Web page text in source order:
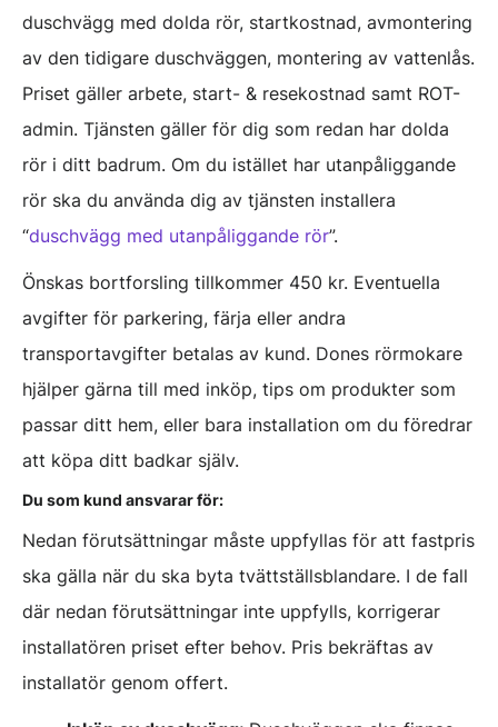
duschvägg med dolda rör, startkostnad, avmontering
av den tidigare duschväggen, montering av vattenlås.
Priset gäller arbete, start- & resekostnad samt ROT-
admin. Tjänsten gäller för dig som redan har dolda
rör i ditt badrum. Om du istället har utanpåliggande
rör ska du använda dig av tjänsten installera
“duschvägg med utanpåliggande rör”.
Önskas bortforsling tillkommer 450 kr. Eventuella
avgifter för parkering, färja eller andra
transportavgifter betalas av kund. Dones rörmokare
hjälper gärna till med inköp, tips om produkter som
passar ditt hem, eller bara installation om du föredrar
att köpa ditt badkar själv.
Du som kund ansvarar för:
Nedan förutsättningar måste uppfyllas för att fastpris
ska gälla när du ska byta tvättställsblandare. I de fall
där nedan förutsättningar inte uppfylls, korrigerar
installatören priset efter behov. Pris bekräftas av
installatör genom offert.